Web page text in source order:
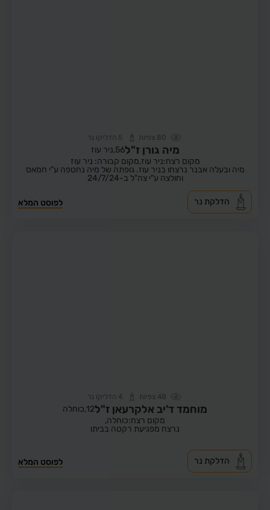
80 צפיות 5 הדליקו נר
מיה גורן ז"ל56, ניר עוז
מקום רצח:ניר עוז,מקום קבורה: ניר עוז
מיה ובעלה אבנר נרצחו בניר עוז. גופתה של מיה נחטפה ע"י חמאס
וחולצה ע"י צה"ל ב-24/7/24
לפוסט המלא הדלקת נר
48 צפיות 4 הדליקו נר
מוחמד ד'יב אלקרעאן ז"ל12, כוחלה
מקום רצח:כוחלה,
נרצח מפגיעת רקטה בביתו
לפוסט המלא הדלקת נר